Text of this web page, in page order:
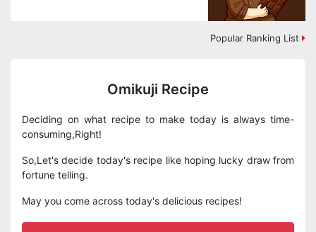
Popular Ranking List
Omikuji Recipe
Deciding on what recipe to make today is always time-
consuming,Right!
So,Let's decide today's recipe like hoping lucky draw from
fortune telling.
May you come across today's delicious recipes!